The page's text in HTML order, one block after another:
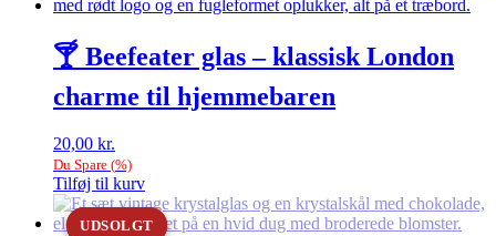
🍸 Beefeater glas – klassisk London
charme til hjemmebaren
20,00 kr.
Du Spare (%)
Tilføj til kurv
UDSOLGT
UDSOLGT